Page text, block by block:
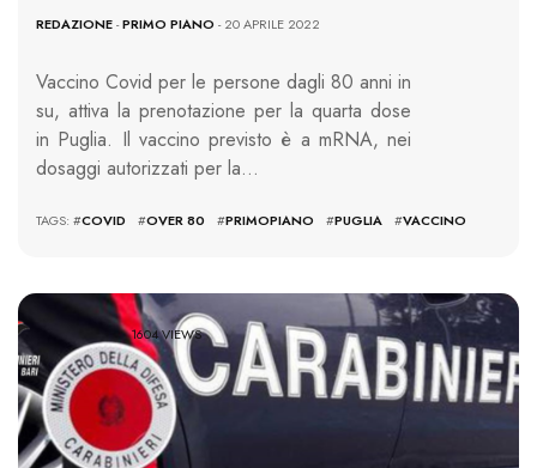
REDAZIONE-PRIMO PIANO - 20 APRILE 2022
Vaccino Covid per le persone dagli 80 anni in
su, attiva la prenotazione per la quarta dose
in Puglia. Il vaccino previsto è a mRNA, nei
dosaggi autorizzati per la…
TAGS: #COVID #OVER 80 #PRIMOPIANO #PUGLIA #VACCINO
1604 VIEWS